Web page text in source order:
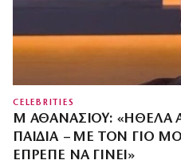
CELEBRITIES
Μ ΑΘΑΝΑΣΊΟΥ: «ΉΘΕΛΑ
ΠΑΙΔΙΆ – ΜΕ ΤΟΝ ΓΙΟ
ΈΠΡΕΠΕ ΝΑ ΓΊΝΕΙ»